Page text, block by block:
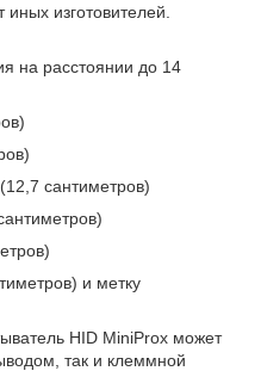
изготовителей.
на расстоянии до 14
(12,7 сантиметров)
и метку
HID MiniProx может
так и клеммной